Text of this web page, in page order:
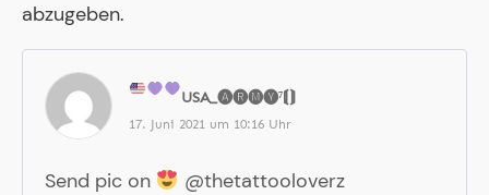
abzugeben.
USA_🅐🅡🅜🅨⁷⟬⟭
17. Juni 2021 um 10:16 Uhr
Send pic on @thetattooloverz